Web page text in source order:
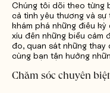
Chúng tôi dõi theo từng
cả tình yêu thương và sự
khám phá những điều
xíu đến những biểu cảm
đo, quan sát những thay
cùng bạn tận hưởng
Chăm sóc chuyên biệt